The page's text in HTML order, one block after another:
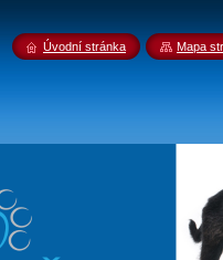
Úvodní stránka Mapa